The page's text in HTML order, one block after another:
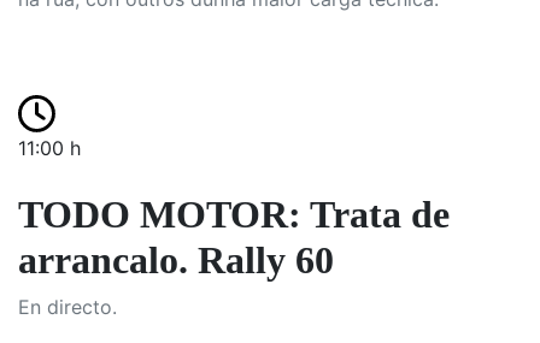
11:00 h
TODO MOTOR: Trata de
arrancalo. Rally 60
En directo.